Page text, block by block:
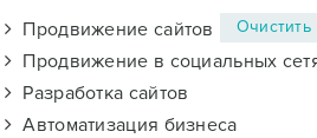
Продвижение сайтов
Продвижение в социальных
Разработка сайтов
Автоматизация бизнеса